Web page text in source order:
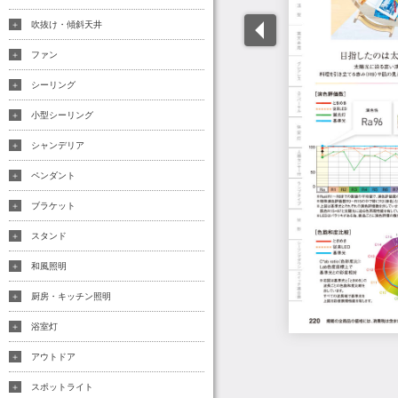
吹抜け・傾斜天井
ファン
シーリング
小型シーリング
シャンデリア
ペンダント
ブラケット
スタンド
和風照明
厨房・キッチン照明
浴室灯
アウトドア
スポットライト